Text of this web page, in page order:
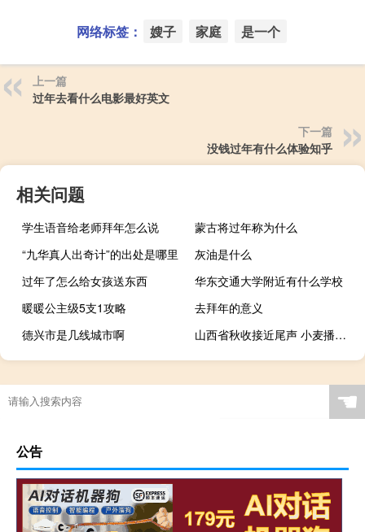
网络标签： 嫂子 家庭 是一个
上一篇
过年去看什么电影最好英文
下一篇
没钱过年有什么体验知乎
相关问题
学生语音给老师拜年怎么说
蒙古将过年称为什么
“九华真人出奇计”的出处是哪里
灰油是什么
过年了怎么给女孩送东西
华东交通大学附近有什么学校
暖暖公主级5支1攻略
去拜年的意义
德兴市是几线城市啊
山西省秋收接近尾声 小麦播种面积754.5万亩
☚
公告